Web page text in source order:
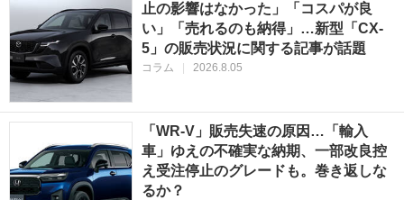
止の影響はなかった」「コスパが良
い」「売れるのも納得」…新型「CX-
5」の販売状況に関する記事が話題
コラム 2026.8.05
「WR-V」販売失速の原因…「輸入
車」ゆえの不確実な納期、一部改良控
え受注停止のグレードも。巻き返しな
るか？